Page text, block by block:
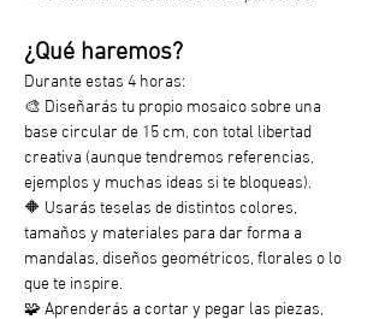
¿Qué haremos?
Durante estas 4 horas:
🎨 Diseñarás tu propio mosaico sobre una
base circular de 15 cm, con total libertad
creativa (aunque tendremos referencias,
ejemplos y muchas ideas si te bloqueas).
🔶 Usarás teselas de distintos colores,
tamaños y materiales para dar forma a
mandalas, diseños geométricos, florales o lo
que te inspire.
🧩 Aprenderás a cortar y pegar las piezas,